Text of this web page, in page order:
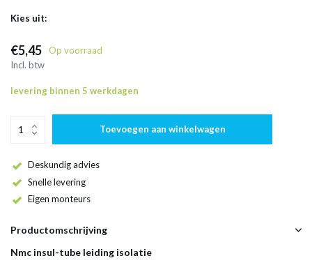
Kies uit:
€5,45
Op voorraad
Incl. btw
levering binnen 5 werkdagen
Toevoegen aan winkelwagen
Deskundig advies
Snelle levering
Eigen monteurs
Productomschrijving
Nmc insul-tube leiding isolatie